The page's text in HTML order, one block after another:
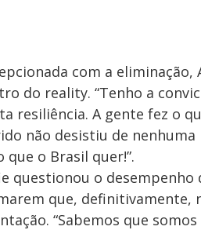
com a
do reality. “Tenho a
resiliência. A gente fez o
não desistiu de
que o Brasil quer!”.
questionou o
que, definitivamente,
“Sabemos que